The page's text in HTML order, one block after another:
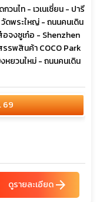
วนไท - เวเนเชี่ยน - ปารี
ดพระใหญ่ - ถนนคนเดิน
จงซูเก๋อ - Shenzhen
รพสินค้า COCO Park
หยวนใหม่ - ถนนคนเดิน
69
ดูรายละเอียดarrow_forward